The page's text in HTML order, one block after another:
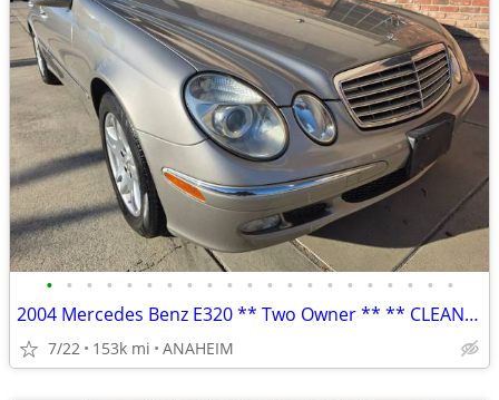
• • • • • • • • • • • • • • • • • • • • •
2004 Mercedes Benz E320 ** Two Owner ** ** CLEAN TITLE ** SMOG DONE
7/22 153k mi ANAHEIM